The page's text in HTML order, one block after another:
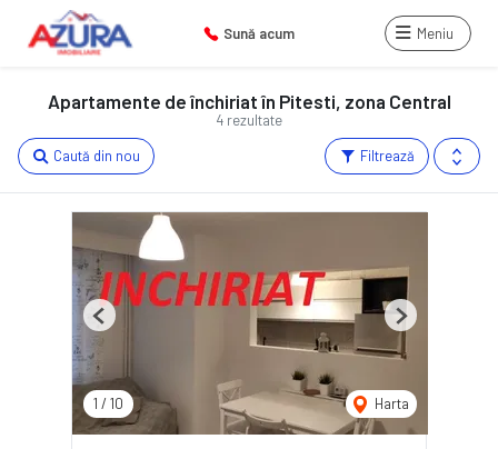
Sună acum Meniu
4 rezultate
Apartamente de închiriat în Pitesti, zona Central
Filtrează
Caută din nou
1 / 10 Harta
Previous Next